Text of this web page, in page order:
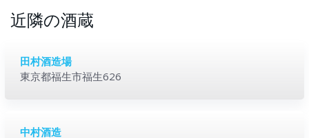
近隣の酒蔵
田村酒造場
東京都福生市福生626
中村酒造